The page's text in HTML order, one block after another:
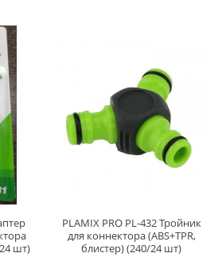
шт)
PLAMIX PRO PL-432 Тройник
для коннектора (ABS+TPR,
блистер) (240/24 шт)